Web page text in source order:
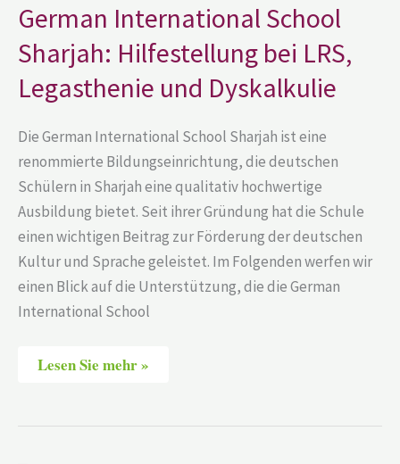
German International School
Sharjah: Hilfestellung bei LRS,
Legasthenie und Dyskalkulie
Die German International School Sharjah ist eine
renommierte Bildungseinrichtung, die deutschen
Schülern in Sharjah eine qualitativ hochwertige
Ausbildung bietet. Seit ihrer Gründung hat die Schule
einen wichtigen Beitrag zur Förderung der deutschen
Kultur und Sprache geleistet. Im Folgenden werfen wir
einen Blick auf die Unterstützung, die die German
International School
Legasthenie
und
Dyskalkulie
Lesen Sie mehr »